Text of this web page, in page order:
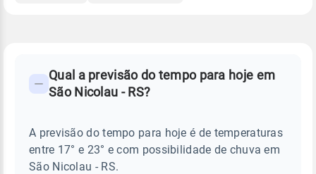
TEMPO
NICOLAU
Perguntas
sobre
chuva
Qual a previsão do tempo para hoje em
São Nicolau - RS?
A previsão do tempo para hoje é de temperaturas
entre 17° e 23° e com possibilidade de chuva em
São Nicolau - RS.